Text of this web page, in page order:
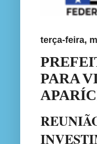
terça-feira,
PARA